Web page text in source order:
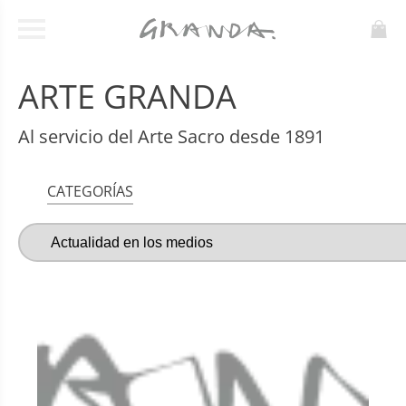
ARTE GRANDA
Al servicio del Arte Sacro desde 1891
CATEGORÍAS